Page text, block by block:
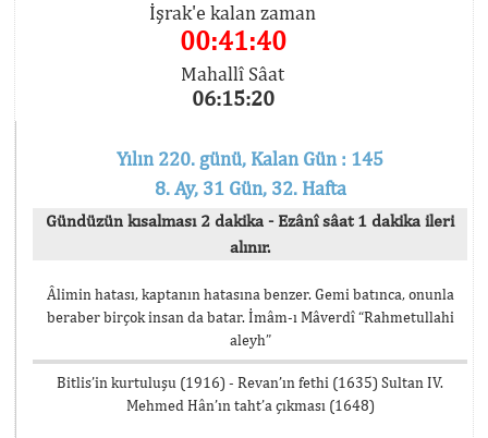
İşrak'e kalan zaman
00:41:40
Mahallî Sâat
06:15:20
Yılın 220. günü, Kalan Gün : 145
8. Ay, 31 Gün, 32. Hafta
Gündüzün kısalması 2 dakika - Ezânî sâat 1 dakika ileri
alınır.
Âlimin hatası, kaptanın hatasına benzer. Gemi batınca, onunla
beraber birçok insan da batar. İmâm-ı Mâverdî “Rahmetullahi
aleyh”
Bitlis’in kurtuluşu (1916) - Revan’ın fethi (1635) Sultan IV.
Mehmed Hân’ın taht’a çıkması (1648)